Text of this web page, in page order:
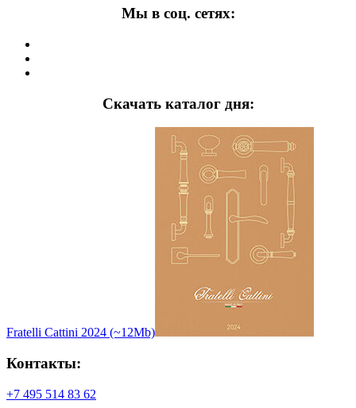
Мы в соц. сетях:
Скачать каталог дня:
Fratelli Cattini 2024 (~12Mb)
Контакты:
+7 495 514 83 62